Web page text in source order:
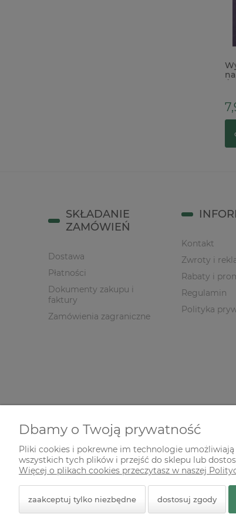
SKŁADANIE
ZAMÓWIEŃ
Dostawa
Płatności
Dokumenty zakupu i
faktury
Zamówienia zagraniczne
Kontakt
Zwroty i
Rabaty i
Regulamin
Polityka
© 2026 zielonekoty.pl. Wszelkie prawa
Dbamy o Twoją prywatność
Pliki cookies i pokrewne im technologie
wszystkich tych plików i przejść do sklepu lub
Więcej o plikach cookies przeczytasz w naszej
zaakceptuj tylko niezbędne dostosuj zgody